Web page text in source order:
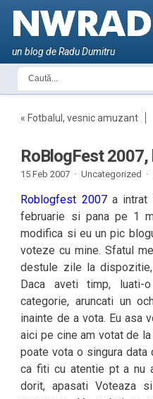
un blog de Radu Dumitru
« Fotbalul, vesnic amuzant
RoBlogFest
15 Feb 2007 · Uncategorized ·
Roblogfest 2007a intrat
februarie si pana pe 1
modifica si eu un pic
voteze cu mine. Sfatul
destule zile la
Daca aveti timp, luati-
categorie, aruncati un
inainte de a vota. Eu asa
aici pe cine am votat de
poate vota o singura data
ca fiti cu atentie pt a nu
dorit, apasati Voteaza